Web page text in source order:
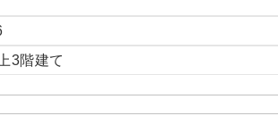
3階建て